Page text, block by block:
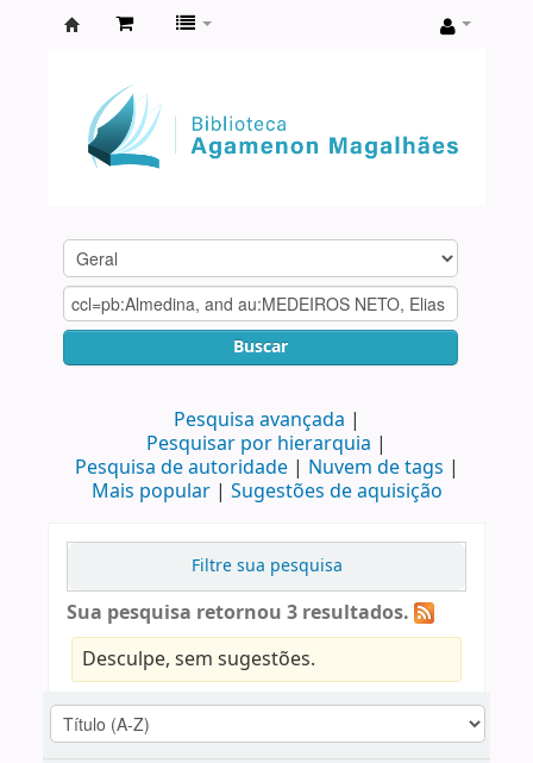
Agamenon
Magalhães
Buscar
Pesquisa avançada
Pesquisar por hierarquia
Pesquisa de autoridade
Nuvem de tags
Mais popular
Sugestões de aquisição
Filtre sua pesquisa
Sua pesquisa retornou 3 resultados.
Desculpe, sem sugestões.